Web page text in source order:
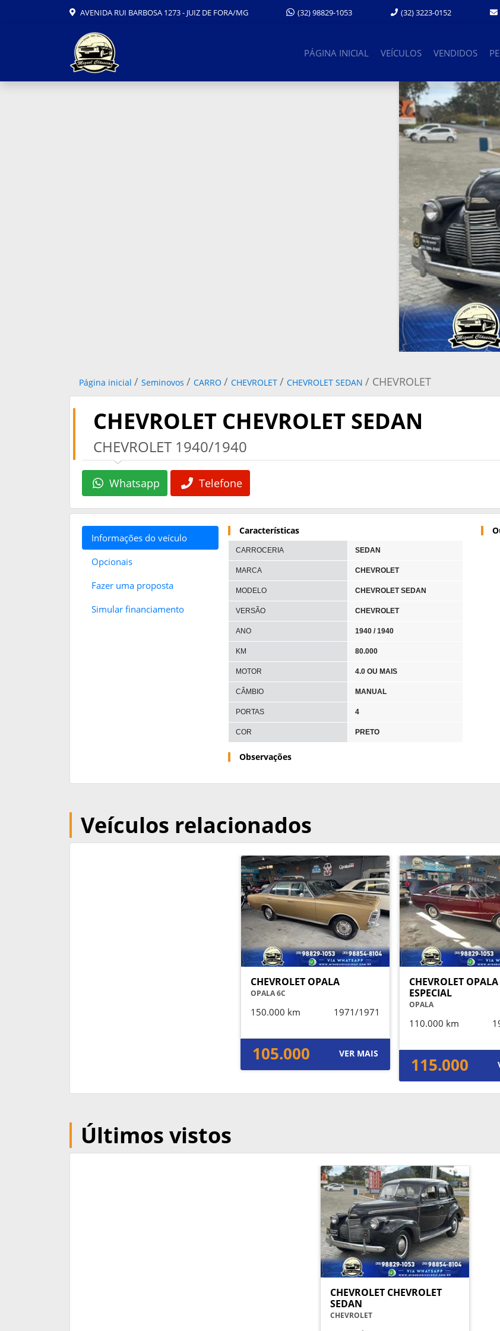
AVENIDA RUI BARBOSA 1273 - JUIZ DE FORA/MG (32) 98829-1053 (32) 3223-0152
PÁGINA INICIAL VEÍCULOS VENDIDOS
Página inicial / Seminovos / CARRO / CHEVROLET / CHEVROLET SEDAN / CHEVROLET
CHEVROLET CHEVROLET SEDAN
CHEVROLET 1940/1940
Whatsapp Telefone
Informações do veículo
Opcionais
Fazer uma proposta
Simular financiamento
Características
CARROCERIA SEDAN
MARCA CHEVROLET
MODELO CHEVROLET SEDAN
VERSÃO CHEVROLET
ANO 1940 / 1940
KM 80.000
MOTOR 4.0 OU MAIS
CÂMBIO MANUAL
PORTAS 4
COR PRETO
Observações
Veículos relacionados
CHEVROLET OPALA
OPALA 6C
150.000 km 1971/1971
105.000 VER MAIS
CHEVROLET OPALA
ESPECIAL
OPALA
110.000 km
115.000
Últimos vistos
CHEVROLET CHEVROLET
SEDAN
CHEVROLET